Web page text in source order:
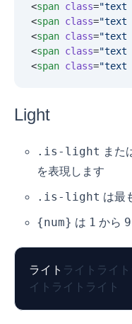
<span class="text
<span class="text
<span class="text
<span class="text
<span class="text
Light
.is-light また
を表現します
.is-light は最
{num} は 1 から 9
ライト ライト ライト
イト ライト ライト